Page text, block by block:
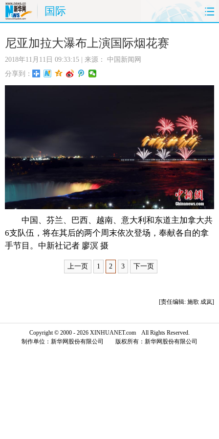
国际
首页 时政 国际
娱乐 体育 人事
时尚 思客 地方 法治
房产 公司
图片 视频 彩票 食品
旅游 健康 数据
金融 公益 军事 无人机
富媒体 摄影 新华广播
新华电视中文 新华电视英文
尼亚加拉大瀑布上演国际烟花赛
2018年11月11日 09:33:15 | 来源： 中国新闻网
分享到：
中国、芬兰、巴西、越南、意大利和东道主加拿大共
6支队伍，将在其后的两个周末依次登场，奉献各自的拿
手节目。中新社记者 廖溟 摄
上一页 1 2 3 下一页
[责任编辑: 施歌 成岚]
Copyright © 2000 - 2026 XINHUANET.com All Rights Reserved.
制作单位：新华网股份有限公司 版权所有：新华网股份有限公司